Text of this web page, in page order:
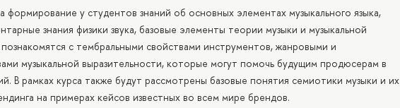
формирование у студентов знаний об основных элементах музыкального языка,
знания физики звука, базовые элементы теории музыки и музыкальной
с тембральными свойствами инструментов, жанровыми и
музыкальной выразительности, которые могут помочь будущим продюсерам в
В рамках курса также будут рассмотрены базовые понятия семиотики музыки и их
на примерах кейсов известных во всем мире брендов.